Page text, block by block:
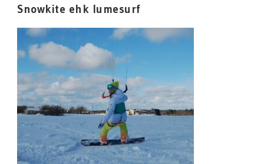
Snowkite ehk lumesurf